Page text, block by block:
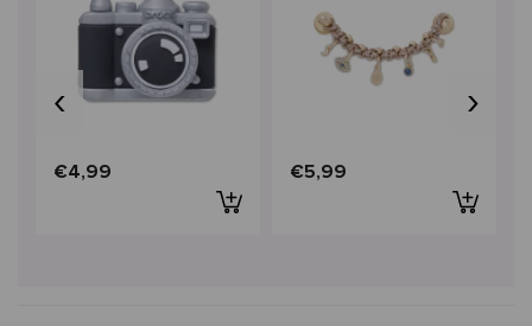
€4,99 €5,99
‹ ›